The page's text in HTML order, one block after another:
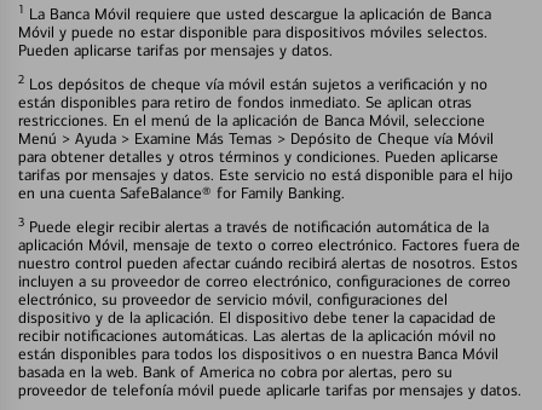
1 La Banca Móvil requiere que usted descargue la aplicación de Banca
Móvil y puede no estar disponible para dispositivos móviles selectos.
Pueden aplicarse tarifas por mensajes y datos.
2 Los depósitos de cheque vía móvil están sujetos a verificación y no
están disponibles para retiro de fondos inmediato. Se aplican otras
restricciones. En el menú de la aplicación de Banca Móvil, seleccione
Menú > Ayuda > Examine Más Temas > Depósito de Cheque vía Móvil
para obtener detalles y otros términos y condiciones. Pueden aplicarse
tarifas por mensajes y datos. Este servicio no está disponible para el hijo
en una cuenta SafeBalance® for Family Banking.
3 Puede elegir recibir alertas a través de notificación automática de la
aplicación Móvil, mensaje de texto o correo electrónico. Factores fuera de
nuestro control pueden afectar cuándo recibirá alertas de nosotros. Estos
incluyen a su proveedor de correo electrónico, configuraciones de correo
electrónico, su proveedor de servicio móvil, configuraciones del
dispositivo y de la aplicación. El dispositivo debe tener la capacidad de
recibir notificaciones automáticas. Las alertas de la aplicación móvil no
están disponibles para todos los dispositivos o en nuestra Banca Móvil
basada en la web. Bank of America no cobra por alertas, pero su
proveedor de telefonía móvil puede aplicarle tarifas por mensajes y datos.